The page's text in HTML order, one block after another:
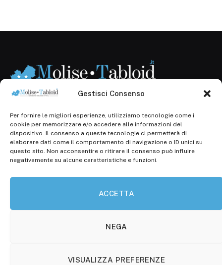
Gestisci Consenso
Per fornire le migliori esperienze, utilizziamo tecnologie come i
cookie per memorizzare e/o accedere alle informazioni del
dispositivo. Il consenso a queste tecnologie ci permetterà di
elaborare dati come il comportamento di navigazione o ID unici su
questo sito. Non acconsentire o ritirare il consenso può influire
negativamente su alcune caratteristiche e funzioni.
ACCETTA
NEGA
VISUALIZZA PREFERENZE
Registr. presso il Tribunale di Campobasso: 3/2013 del
14.11.2013, Cron. 1254
Roc: iscrizione n° 25549 (Prot. 1138/com/15 del
30.04.2015)
P.Iva: 01707150700